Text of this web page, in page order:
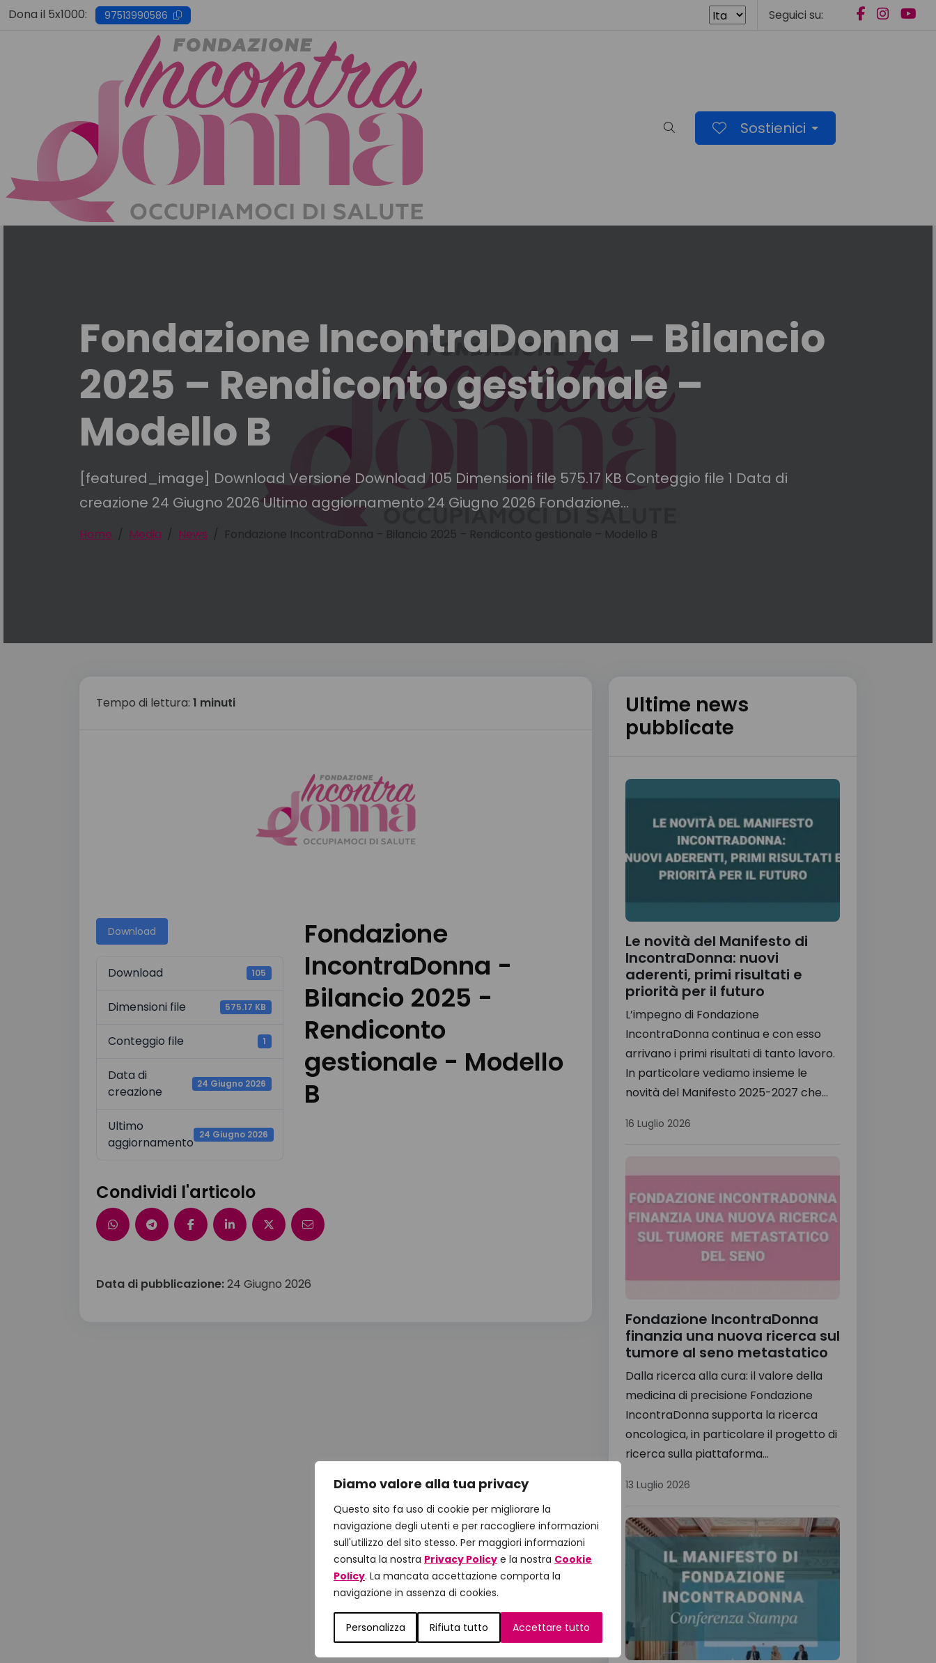
Diamo valore alla tua privacy
Questo sito fa uso di cookie per migliorare la
navigazione degli utenti e per raccogliere informazioni
sull'utilizzo del sito stesso. Per maggiori informazioni
consulta la nostra Privacy Policy e la nostra Cookie
Policy. La mancata accettazione comporta la
navigazione in assenza di cookies.
Personalizza Rifiuta tutto Accettare tutto
Skip
Dona il 5x1000: 97513990586 Seguici su:
Cerca nel sito
Sostienici
Fondazione IncontraDonna – Bilancio
2025 – Rendiconto gestionale –
Modello B
[featured_image] Download Versione Download 105 Dimensioni file 575.17 KB Conteggio file 1 Data di
creazione 24 Giugno 2026 Ultimo aggiornamento 24 Giugno 2026 Fondazione...
Home Media News Fondazione IncontraDonna – Bilancio 2025 – Rendiconto gestionale – Modello B
Tempo di lettura: 1 minuti
Download
Download 105
Dimensioni file 575.17 KB
Conteggio file 1
Data di
creazione
24 Giugno 2026
Ultimo
aggiornamento
24 Giugno 2026
Fondazione
IncontraDonna -
Bilancio 2025 -
Rendiconto
gestionale - Modello
B
Condividi l'articolo
Data di pubblicazione:24 Giugno 2026
Ultime news
pubblicate
Le novità del Manifesto di
IncontraDonna: nuovi
aderenti, primi risultati e
priorità per il futuro
L’impegno di Fondazione
IncontraDonna continua e con esso
arrivano i primi risultati di tanto lavoro.
In particolare vediamo insieme le
novità del Manifesto 2025-2027 che...
16 Luglio 2026
Fondazione IncontraDonna
finanzia una nuova ricerca sul
tumore al seno metastatico
Dalla ricerca alla cura: il valore della
medicina di precisione Fondazione
IncontraDonna supporta la ricerca
oncologica, in particolare il progetto di
ricerca sulla piattaforma...
13 Luglio 2026